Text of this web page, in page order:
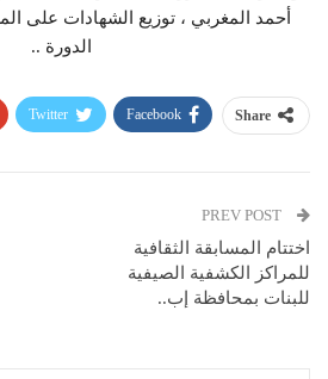
أحمد المغربي ، توزيع الشهادات على
الدورة ..
Share
Facebook
Twitter
اختتام المسابقة الثقافية
للمراكز الكشفية الصيفية
للبنات بمحافظة إب..